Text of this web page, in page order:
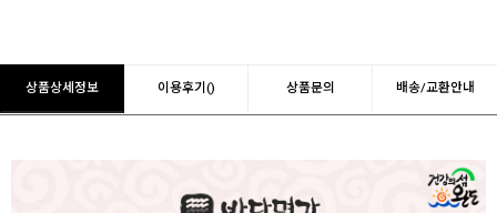
상품상세정보 이용후기() 상품문의 배송/교환안내